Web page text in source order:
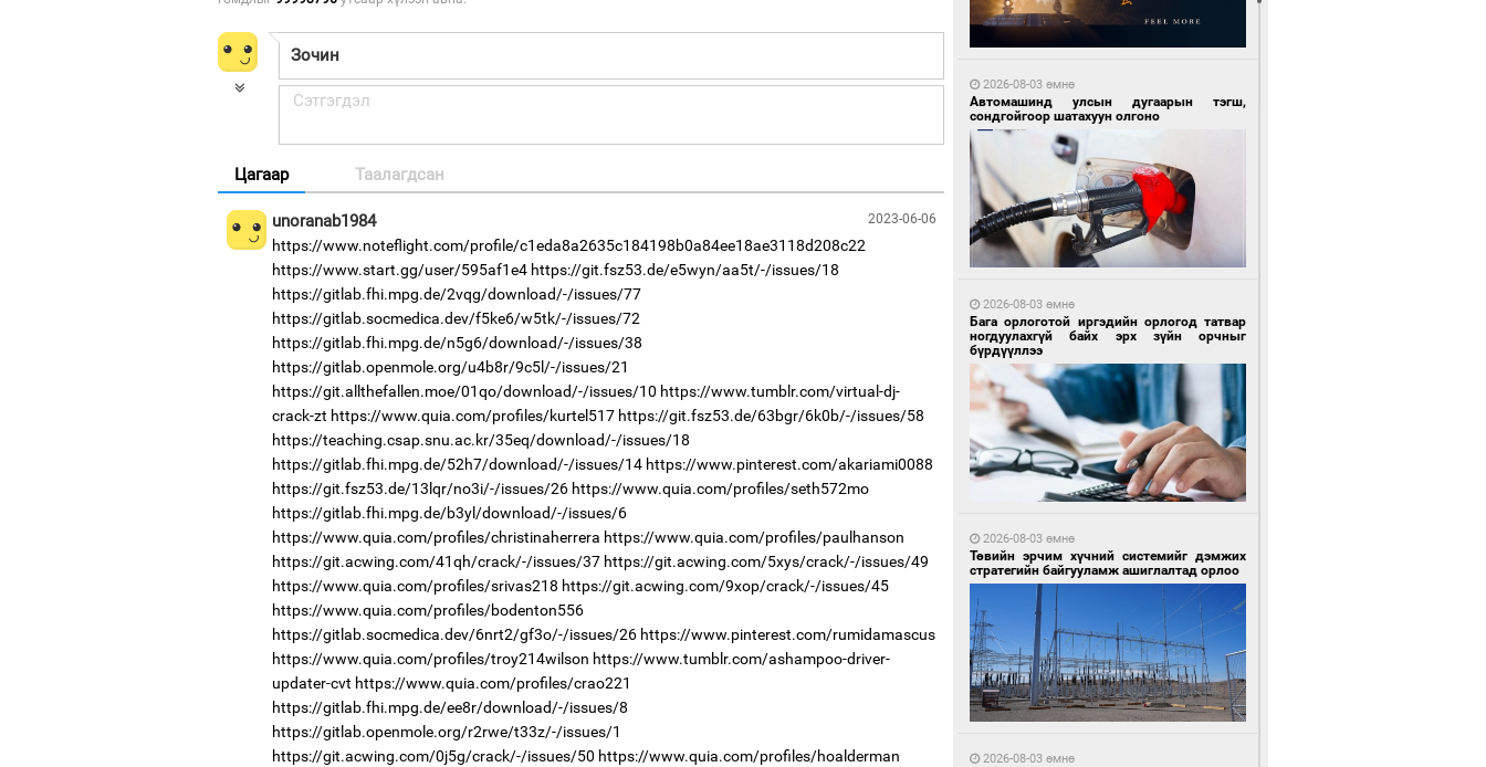
Цагаар Таалагдсан
2023-06-06
unoranab1984
https://www.noteflight.com/profile/c1eda8a2635c184198b0a84ee18ae3118d208c22
https://www.start.gg/user/595af1e4 https://git.fsz53.de/e5wyn/aa5t/-/issues/18
https://gitlab.fhi.mpg.de/2vqg/download/-/issues/77
https://gitlab.socmedica.dev/f5ke6/w5tk/-/issues/72
https://gitlab.fhi.mpg.de/n5g6/download/-/issues/38
https://gitlab.openmole.org/u4b8r/9c5l/-/issues/21
https://git.allthefallen.moe/01qo/download/-/issues/10 https://www.tumblr.com/virtual-dj-
crack-zt https://www.quia.com/profiles/kurtel517 https://git.fsz53.de/63bgr/6k0b/-/issues/58
https://teaching.csap.snu.ac.kr/35eq/download/-/issues/18
https://gitlab.fhi.mpg.de/52h7/download/-/issues/14 https://www.pinterest.com/akariami0088
https://git.fsz53.de/13lqr/no3i/-/issues/26 https://www.quia.com/profiles/seth572mo
https://gitlab.fhi.mpg.de/b3yl/download/-/issues/6
https://www.quia.com/profiles/christinaherrera https://www.quia.com/profiles/paulhanson
https://git.acwing.com/41qh/crack/-/issues/37 https://git.acwing.com/5xys/crack/-/issues/49
https://www.quia.com/profiles/srivas218 https://git.acwing.com/9xop/crack/-/issues/45
https://www.quia.com/profiles/bodenton556
https://gitlab.socmedica.dev/6nrt2/gf3o/-/issues/26 https://www.pinterest.com/rumidamascus
https://www.quia.com/profiles/troy214wilson https://www.tumblr.com/ashampoo-driver-
updater-cvt https://www.quia.com/profiles/crao221
https://gitlab.fhi.mpg.de/ee8r/download/-/issues/8
https://gitlab.openmole.org/r2rwe/t33z/-/issues/1
https://git.acwing.com/0j5g/crack/-/issues/50 https://www.quia.com/profiles/hoalderman
Зургаан цагаан мэнгэтэй харагчин үхэр
өдөр
1 цагийн өмнө өмнө
Бороо орохгүй, өдөртөө 28-30 хэм дулаан
байна
15 цагийн өмнө өмнө
Бүх төрлийн шатахууны импортыг шуурхай
тээвэрлэхэд гурван яам хамтран ажиллана
16 цагийн өмнө өмнө
МИАТ ТӨХК “Боинг” компанитай хамтын
ажиллагаагаа өргөжүүлнэ
2026-08-03 өмнө
Автомашинд улсын дугаарын тэгш,
сондгойгоор шатахуун олгоно
2026-08-03 өмнө
Бага орлоготой иргэдийн орлогод татвар
ногдуулахгүй байх эрх зүйн орчныг
бүрдүүллээ
2026-08-03 өмнө
Төвийн эрчим хүчний системийг дэмжих
стратегийн байгууламж ашиглалтад орлоо
2026-08-03 өмнө